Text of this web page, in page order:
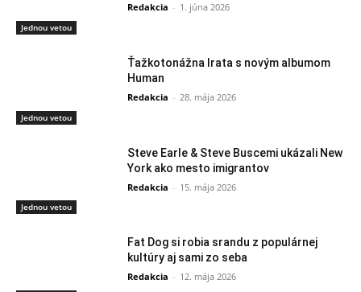
Jednou vetou
Redakcia - 1. júna 2026
Jednou vetou
Ťažkotonážna Irata s novým albumom
Human
Redakcia - 28. mája 2026
Jednou vetou
Steve Earle & Steve Buscemi ukázali New
York ako mesto imigrantov
Redakcia - 15. mája 2026
Fat Dog si robia srandu z populárnej
kultúry aj sami zo seba
Redakcia - 12. mája 2026